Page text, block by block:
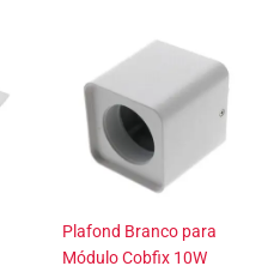
Plafond Branco para
Módulo Cobfix 10W